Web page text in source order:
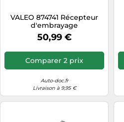
Tondeuses cheveux & barbe
Téléphonie
Téléviseurs
Télévision & vidéo
Électroménager
VALEO 874741 Récepteur
d'embrayage
50,99 €
Comparer 2 prix
Auto-doc.fr
Livraison à 9,95 €